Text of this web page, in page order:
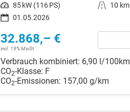
Leistung 85 kW (116 PS) Kilometerstand
10 km
01.05.2026
32.868,– €
incl. 19% MwSt.
Verbrauch kombiniert: 6,90 l/100km
CO2-Klasse: F
CO2-Emissionen: 157,00 g/km